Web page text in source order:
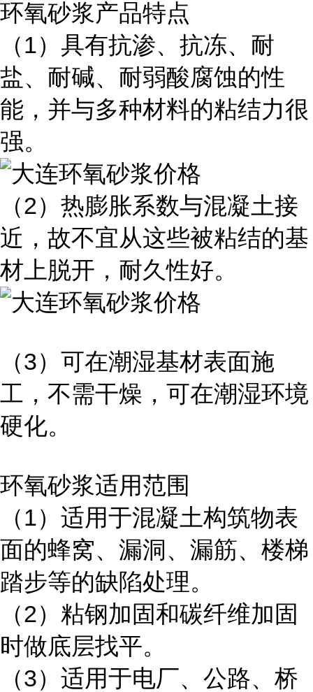
环氧砂浆产品特点
（1）具有抗渗、抗冻、耐
盐、耐碱、耐弱酸腐蚀的性
能，并与多种材料的粘结力很
强。
（2）热膨胀系数与混凝土接
近，故不宜从这些被粘结的基
材上脱开，耐久性好。
（3）可在潮湿基材表面施
工，不需干燥，可在潮湿环境
硬化。
环氧砂浆适用范围
（1）适用于混凝土构筑物表
面的蜂窝、漏洞、漏筋、楼梯
踏步等的缺陷处理。
（2）粘钢加固和碳纤维加固
时做底层找平。
（3）适用于电厂、公路、桥